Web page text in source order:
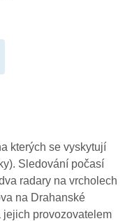
kterých se vyskytují
Sledování počasí
radary na vrcholech
na Drahanské
jejich provozovatelem